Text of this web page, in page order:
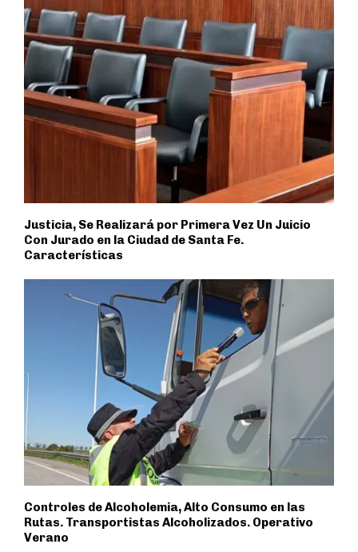
Justicia, Se Realizará por Primera Vez Un Juicio
Con Jurado en la Ciudad de Santa Fe.
Características
Controles de Alcoholemia, Alto Consumo en las
Rutas. Transportistas Alcoholizados. Operativo
Verano